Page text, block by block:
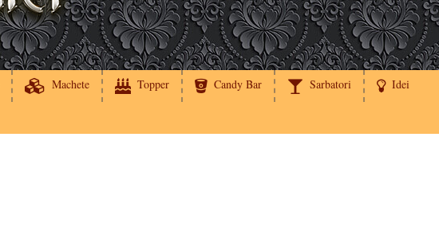
Machete Topper Candy Bar Sarbatori Idei